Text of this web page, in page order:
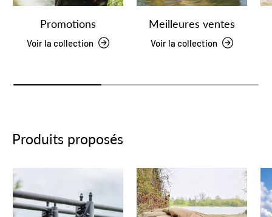
Promotions
Voir la collection
Meilleures ventes
Voir la collection
Produits proposés